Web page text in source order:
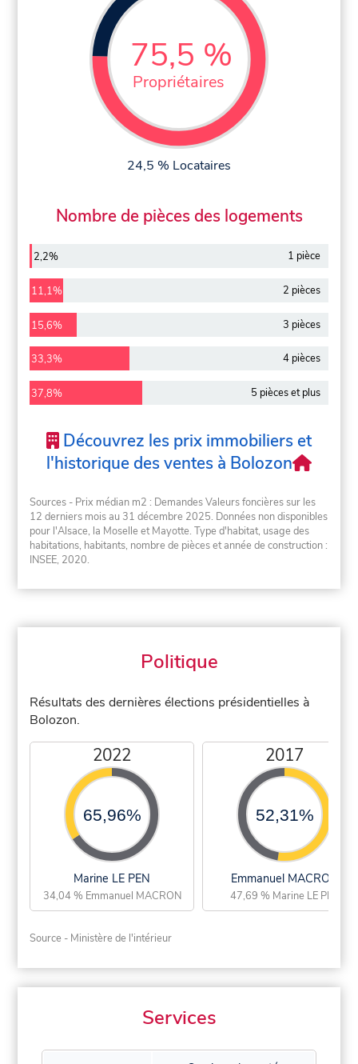
75,5 %
Propriétaires
24,5 % Locataires
Nombre de pièces des logements
2,2% 1 pièce
11,1% 2 pièces
15,6% 3 pièces
33,3% 4 pièces
37,8% 5 pièces et plus
Découvrez les prix immobiliers et
l'historique des ventes à Bolozon
Sources - Prix médian m2 : Demandes Valeurs foncières sur les
12 derniers mois au 31 décembre 2025. Données non disponibles
pour l'Alsace, la Moselle et Mayotte. Type d'habitat, usage des
habitations, habitants, nombre de pièces et année de construction :
INSEE, 2020.
Politique
Résultats des dernières élections présidentielles à
Bolozon.
2022
65,96%
Marine LE PEN
34,04 % Emmanuel MACRON
2017
52,31%
Emmanuel MACRON
47,69 % Marine LE PEN
Source - Ministère de l'intérieur
Services